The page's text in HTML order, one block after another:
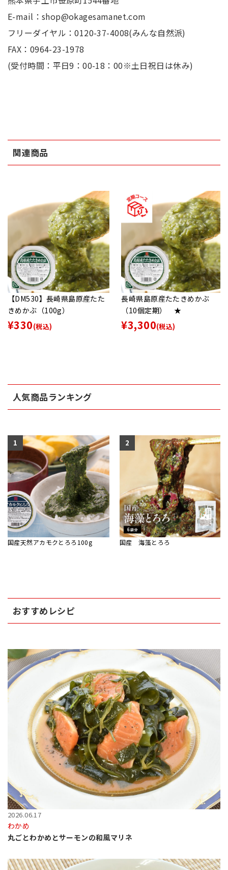
E-mail：shop@okagesamanet.com
フリーダイヤル：0120-37-4008(みんな自然派)
FAX：0964-23-1978
(受付時間：平日9：00-18：00※土日祝日は休み)
関連商品
【DM530】長崎県島原産たた
きめかぶ（100g）
¥330(税込)
長崎県島原産たたきめかぶ
（10個定期） ★
¥3,300(税込)
人気商品ランキング
1
国産天然アカモクとろろ100g
2
国産 海藻とろろ
おすすめレシピ
2026.06.17
わかめ
丸ごとわかめとサーモンの和風マリネ